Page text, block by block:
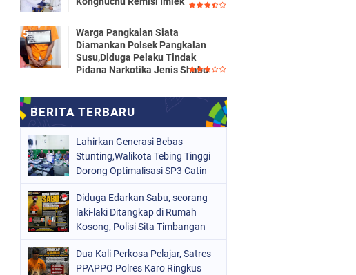
Warga Pangkalan Siata
Diamankan Polsek Pangkalan
Susu,Diduga Pelaku Tindak
Pidana Narkotika Jenis Shabu
Lahirkan Generasi Bebas
Stunting,Walikota Tebing Tinggi
Dorong Optimalisasi SP3 Catin
Diduga Edarkan Sabu, seorang
laki-laki Ditangkap di Rumah
Kosong, Polisi Sita Timbangan
Dua Kali Perkosa Pelajar, Satres
PPAPPO Polres Karo Ringkus